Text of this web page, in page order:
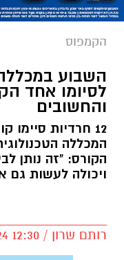
הקמפוס
השבוע
לסיומו אחד
והחשובים
12 חרדיות
המכללה
הקורס: "זה נותן
ויכולה לעשות גם
רותם שרון / 12:30 06.08.24